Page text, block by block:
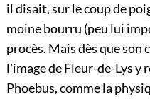
il disait, sur le coup de
moine bourru (peu lui
procès. Mais dès que
l'image de Fleur-de-Lys
Phoebus, comme la